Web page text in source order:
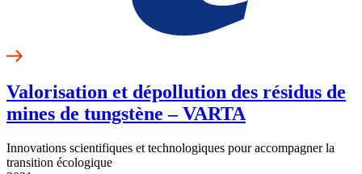
Valorisation et dépollution des résidus de
mines de tungstène – VARTA
Innovations scientifiques et technologiques pour accompagner la
transition écologique